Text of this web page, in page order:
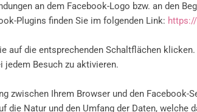
an dem Facebook-Logo bzw. an den
Plugins finden Sie im folgenden Link:
auf die entsprechenden Schaltflächen
jedem Besuch zu aktivieren.
zwischen Ihrem Browser und den
die Natur und den Umfang der Daten,